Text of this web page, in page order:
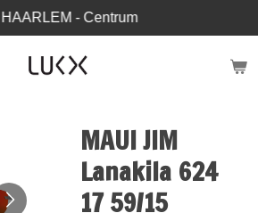
HAARLEM - Centrum
MAUI JIM
Lanakila 624
17 59/15